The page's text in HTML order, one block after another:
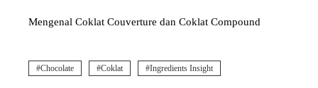
Mengenal Coklat Couverture dan Coklat Compound
Chocolate Coklat Ingredients Insight